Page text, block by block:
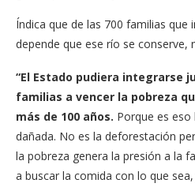
Índica que de las 700 familias que
depende que ese río se conserve,
“El Estado pudiera integrarse
familias a vencer la pobreza
más de 100 años. Porque es eso
dañada. No es la deforestación
la pobreza genera la presión a la
a buscar la comida con lo que